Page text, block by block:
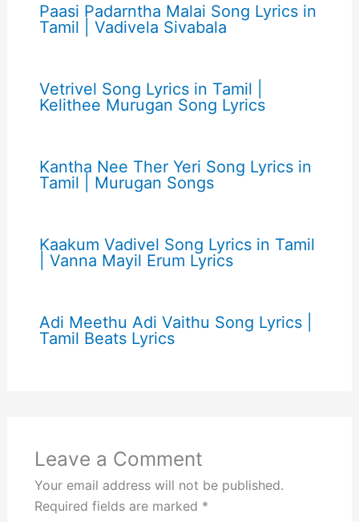
Paasi Padarntha Malai Song Lyrics in
Tamil | Vadivela Sivabala
Vetrivel Song Lyrics in Tamil |
Kelithee Murugan Song Lyrics
Kantha Nee Ther Yeri Song Lyrics in
Tamil | Murugan Songs
Kaakum Vadivel Song Lyrics in Tamil
| Vanna Mayil Erum Lyrics
Adi Meethu Adi Vaithu Song Lyrics |
Tamil Beats Lyrics
Leave a Comment
Your email address will not be published.
Required fields are marked *